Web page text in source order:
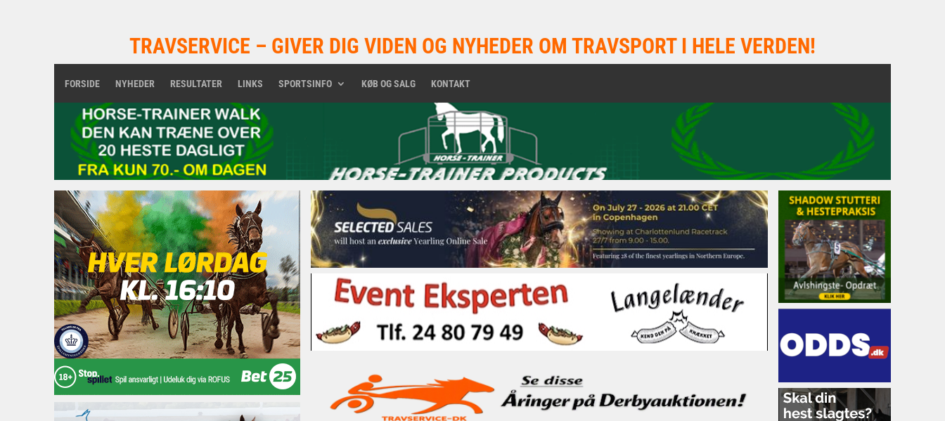
TRAVSERVICE – GIVER DIG VIDEN OG NYHEDER OM TRAVSPORT I HELE VERDEN!
FORSIDE NYHEDER RESULTATER LINKS SPORTSINFO KØB OG SALG KONTAKT